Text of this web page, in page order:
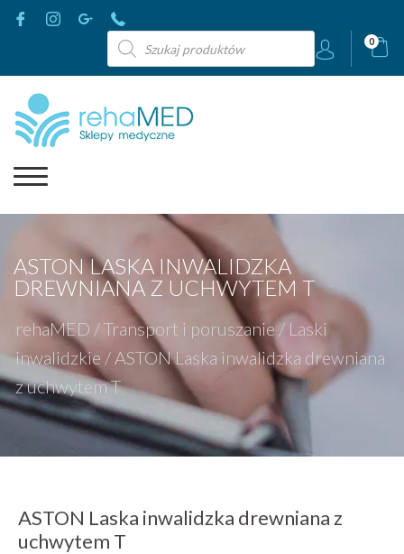
Wyszukiwarka
produktów
0
ASTON LASKA INWALIDZKA
DREWNIANA Z UCHWYTEM T
rehaMED /Transport i poruszanie/ Laski
inwalidzkie / ASTON Laska inwalidzka drewniana
z uchwytem T
ASTON Laska inwalidzka drewniana z
uchwytem T